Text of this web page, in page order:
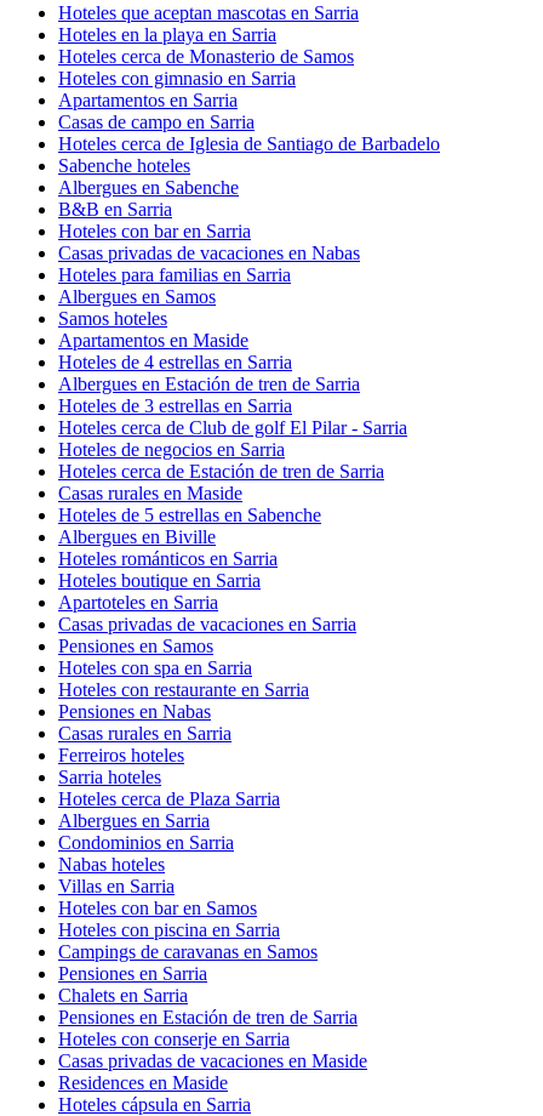
Hoteles que aceptan mascotas en Sarria
Hoteles en la playa en Sarria
Hoteles cerca de Monasterio de Samos
Hoteles con gimnasio en Sarria
Apartamentos en Sarria
Casas de campo en Sarria
Hoteles cerca de Iglesia de Santiago de Barbadelo
Sabenche hoteles
Albergues en Sabenche
B&B en Sarria
Hoteles con bar en Sarria
Casas privadas de vacaciones en Nabas
Hoteles para familias en Sarria
Albergues en Samos
Samos hoteles
Apartamentos en Maside
Hoteles de 4 estrellas en Sarria
Albergues en Estación de tren de Sarria
Hoteles de 3 estrellas en Sarria
Hoteles cerca de Club de golf El Pilar - Sarria
Hoteles de negocios en Sarria
Hoteles cerca de Estación de tren de Sarria
Casas rurales en Maside
Hoteles de 5 estrellas en Sabenche
Albergues en Biville
Hoteles románticos en Sarria
Hoteles boutique en Sarria
Apartoteles en Sarria
Casas privadas de vacaciones en Sarria
Pensiones en Samos
Hoteles con spa en Sarria
Hoteles con restaurante en Sarria
Pensiones en Nabas
Casas rurales en Sarria
Ferreiros hoteles
Sarria hoteles
Hoteles cerca de Plaza Sarria
Albergues en Sarria
Condominios en Sarria
Nabas hoteles
Villas en Sarria
Hoteles con bar en Samos
Hoteles con piscina en Sarria
Campings de caravanas en Samos
Pensiones en Sarria
Chalets en Sarria
Pensiones en Estación de tren de Sarria
Hoteles con conserje en Sarria
Casas privadas de vacaciones en Maside
Residences en Maside
Hoteles cápsula en Sarria